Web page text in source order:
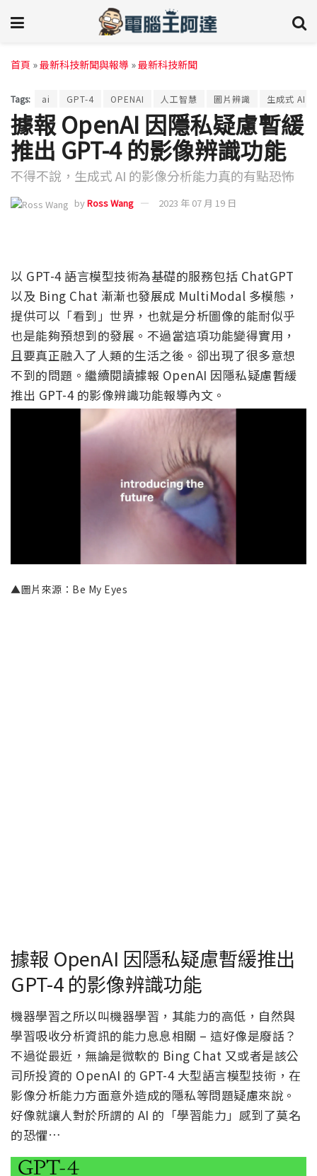
首頁 »最新科技新聞與報導 »最新科技新聞
Tags: ai GPT-4 OPENAI 人工智慧 圖片辨識 生成式 AI
據報 OpenAI 因隱私疑慮暫緩
推出 GPT-4 的影像辨識功能
不得不說，生成式 AI 的影像分析能力真的有點恐怖
byRoss Wang 2023 年 07 月 19 日
以 GPT-4 語言模型技術為基礎的服務包括 ChatGPT
以及 Bing Chat 漸漸也發展成 MultiModal 多模態，
提供可以「看到」世界，也就是分析圖像的能耐似乎
也是能夠預想到的發展。不過當這項功能變得實用，
且要真正融入了人類的生活之後。卻出現了很多意想
不到的問題。繼續閱讀據報 OpenAI 因隱私疑慮暫緩
推出 GPT-4 的影像辨識功能報導內文。
▲圖片來源：Be My Eyes
據報 OpenAI 因隱私疑慮暫緩推出
GPT-4 的影像辨識功能
機器學習之所以叫機器學習，其能力的高低，自然與
學習吸收分析資訊的能力息息相關 – 這好像是廢話？
不過從最近，無論是微軟的 Bing Chat 又或者是該公
司所投資的 OpenAI 的 GPT-4 大型語言模型技術，在
影像分析能力方面意外造成的隱私等問題疑慮來說。
好像就讓人對於所謂的 AI 的「學習能力」感到了莫名
的恐懼…